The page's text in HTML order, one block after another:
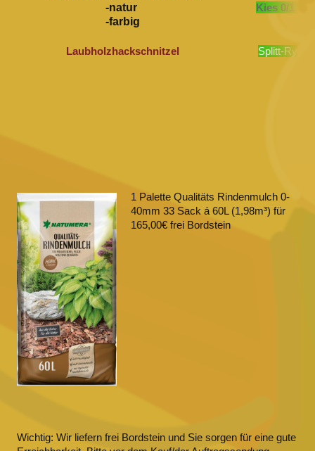
-natur
-farbig
Kies 0/1
Laubholzhackschnitzel Splitt-
1 Palette Qualitäts Rindenmulch 0-
40mm 33 Sack á 60L (1,98m³) für
165,00€ frei Bordstein
Wichtig: Wir liefern frei Bordstein und Sie sorgen für eine gute